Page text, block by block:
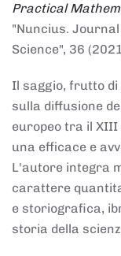
Practical
"Nuncius.
Science", 36
Il saggio, frutto
sulla diffusione
europeo tra il
una efficace e
L'autore integra
carattere
e storiografica,
storia della